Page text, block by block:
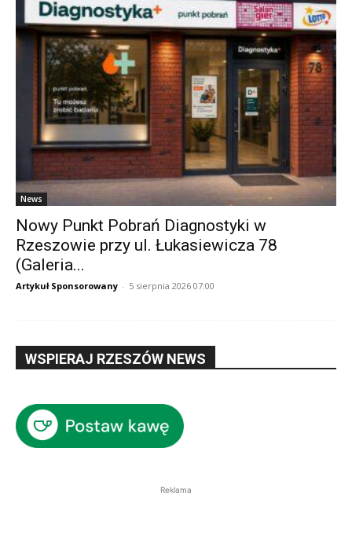
News
Nowy Punkt Pobrań Diagnostyki w
Rzeszowie przy ul. Łukasiewicza 78
(Galeria...
Artykuł Sponsorowany - 5 sierpnia 2026 07:00
WSPIERAJ RZESZÓW NEWS
Reklama